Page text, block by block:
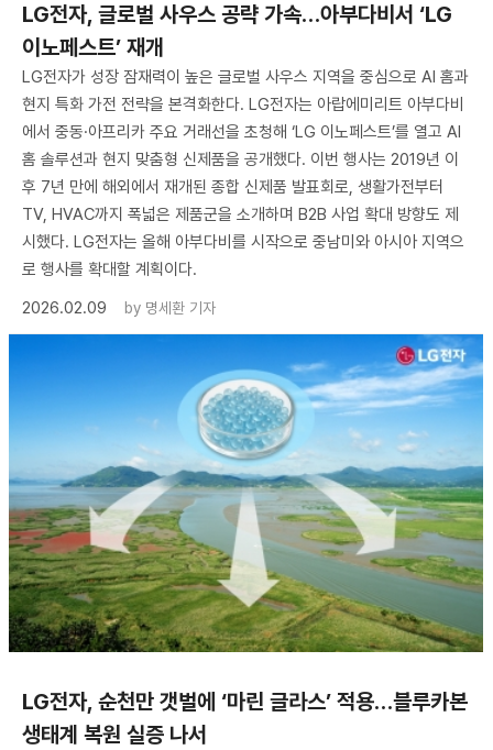
LG전자, 글로벌 사우스 공략 가속…아부다비서 ‘LG
이노페스트’ 재개
LG전자가 성장 잠재력이 높은 글로벌 사우스 지역을 중심으로 AI 홈과
현지 특화 가전 전략을 본격화한다. LG전자는 아랍에미리트 아부다비
에서 중동·아프리카 주요 거래선을 초청해 ‘LG 이노페스트’를 열고 AI
홈 솔루션과 현지 맞춤형 신제품을 공개했다. 이번 행사는 2019년 이
후 7년 만에 해외에서 재개된 종합 신제품 발표회로, 생활가전부터
TV, HVAC까지 폭넓은 제품군을 소개하며 B2B 사업 확대 방향도 제
시했다. LG전자는 올해 아부다비를 시작으로 중남미와 아시아 지역으
로 행사를 확대할 계획이다.
2026.02.09
by 명세환 기자
LG전자, 순천만 갯벌에 ‘마린 글라스’ 적용…블루카본
생태계 복원 실증 나서